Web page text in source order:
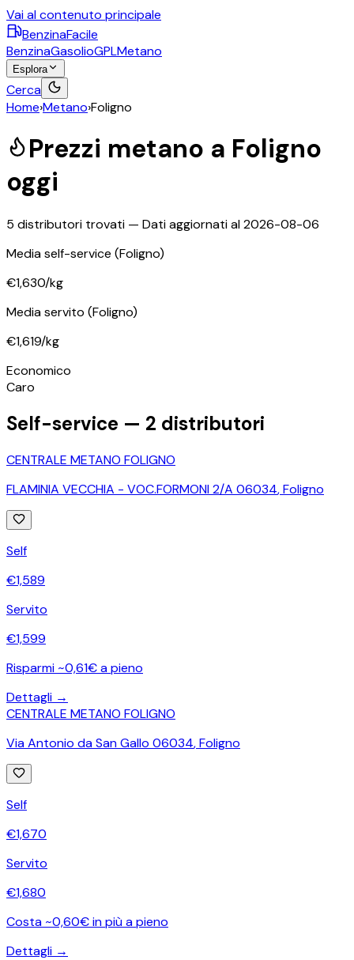
Vai al contenuto principale
BenzinaFacile
BenzinaGasolioGPLMetano
Esplora
Cerca
Home›Metano›Foligno
Prezzi metano a Foligno
oggi
5 distributori trovati — Dati aggiornati al2026-08-06
Media self-service (Foligno)
€1,630/kg
Media servito (Foligno)
€1,619/kg
Economico
Caro
Self-service — 2 distributori
CENTRALE METANO FOLIGNO
FLAMINIA VECCHIA - VOC.FORMONI 2/A 06034,Foligno
Self
€1,589
Servito
€1,599
Risparmi ~0,61€ a pieno
Dettagli →
CENTRALE METANO FOLIGNO
Via Antonio da San Gallo 06034,Foligno
Self
€1,670
Servito
€1,680
Costa ~0,60€ in più a pieno
Dettagli →